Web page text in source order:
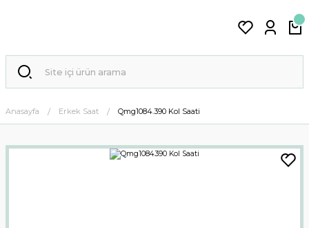
Anasayfa Erkek Saat Qmg1084.390 Kol Saati